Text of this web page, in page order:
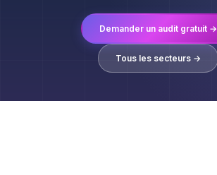
Demander un audit gratuit →
Tous les secteurs →